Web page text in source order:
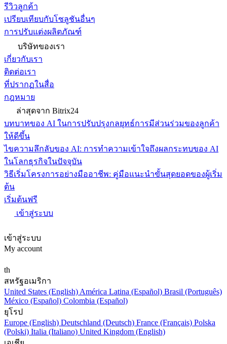
รีวิวลูกค้า
เปรียบเทียบกับโซลูชันอื่นๆ
การปรับแต่งผลิตภัณฑ์
บริษัทของเรา
เกี่ยวกับเรา
ติดต่อเรา
ที่ปรากฏในสื่อ
กฎหมาย
ล่าสุดจาก Bitrix24
บทบาทของ AI ในการปรับปรุงกลยุทธ์การมีส่วนร่วมของลูกค้า
ให้ดีขึ้น
ไขความลึกลับของ AI: การทำความเข้าใจถึงผลกระทบของ AI
ในโลกธุรกิจในปัจจุบัน
วิธีเริ่มโครงการอย่างมืออาชีพ: คู่มือแนะนำขั้นสุดยอดของผู้เริ่ม
ต้น
เริ่มต้นฟรี
เข้าสู่ระบบ
เข้าสู่ระบบ
My account
th
สหรัฐอเมริกา
United States (English) América Latina (Español) Brasil (Português)
México (Español) Colombia (Español)
ยุโรป
Europe (English) Deutschland (Deutsch) France (Français) Polska
(Polski) Italia (Italiano) United Kingdom (English)